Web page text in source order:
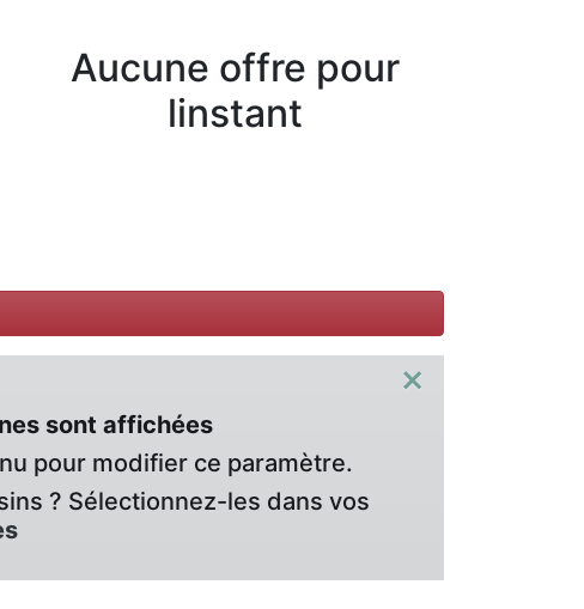
Aucune offre pour
linstant
×
sont affichées
pour modifier ce paramètre.
? Sélectionnez-les dans vos